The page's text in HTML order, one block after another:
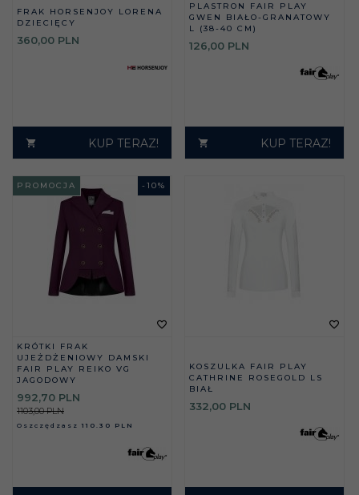
FRAK HORSENJOY LORENA
DZIECIĘCY
360,00 PLN
KUP TERAZ!
PLASTRON FAIR PLAY
GWEN BIAŁO-GRANATOWY
L (38-40 CM)
126,00 PLN
KUP TERAZ!
- 10%
PROMOCJA
KRÓTKI FRAK
UJEŻDŻENIOWY DAMSKI
FAIR PLAY REIKO VG
JAGODOWY
992,70 PLN
1103,00 PLN
Oszczędzasz 110.30 PLN
KOSZULKA FAIR PLAY
CATHRINE ROSEGOLD LS
BIAŁ
332,00 PLN